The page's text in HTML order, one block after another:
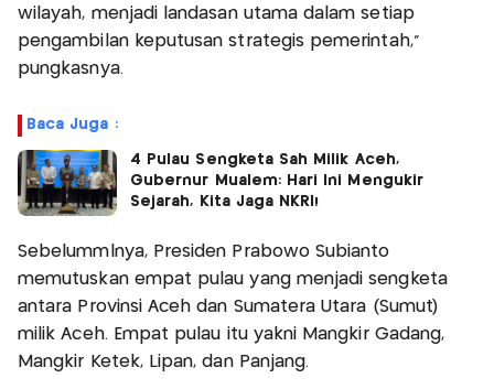
wilayah, menjadi landasan utama dalam setiap
pengambilan keputusan strategis pemerintah,”
pungkasnya.
Baca Juga :
4 Pulau Sengketa Sah Milik Aceh,
Gubernur Mualem: Hari Ini Mengukir
Sejarah, Kita Jaga NKRI!
Sebelummlnya, Presiden Prabowo Subianto
memutuskan empat pulau yang menjadi sengketa
antara Provinsi Aceh dan Sumatera Utara (Sumut)
milik Aceh. Empat pulau itu yakni Mangkir Gadang,
Mangkir Ketek, Lipan, dan Panjang.